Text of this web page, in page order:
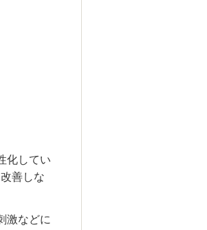
化してい
善しな
激などに